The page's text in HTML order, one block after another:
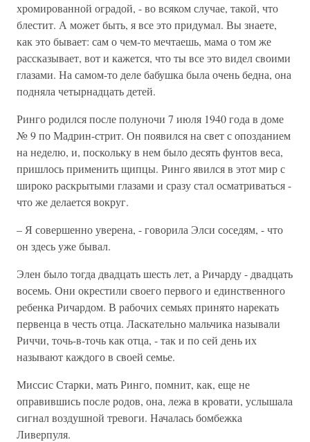
хромированной оградой, - во всяком случае, такой, что
блестит. А может быть, я все это придумал. Вы знаете,
как это бывает: сам о чем-то мечтаешь, мама о том же
рассказывает, вот и кажется, что ты все это видел своими
глазами. На самом-то деле бабушка была очень бедна, она
подняла четырнадцать детей.
Ринго родился после полуночи 7 июля 1940 года в доме
№ 9 по Мадрин-стрит. Он появился на свет с опозданием
на неделю, и, поскольку в нем было десять фунтов веса,
пришлось применить щипцы. Ринго явился в этот мир с
широко раскрытыми глазами и сразу стал осматриваться -
что же делается вокруг.
– Я совершенно уверена, - говорила Элси соседям, - что
он здесь уже бывал.
Элен было тогда двадцать шесть лет, а Ричарду - двадцать
восемь. Они окрестили своего первого и единственного
ребенка Ричардом. В рабочих семьях принято нарекать
первенца в честь отца. Ласкательно мальчика называли
Риччи, точь-в-точь как отца, - так и по сей день их
называют каждого в своей семье.
Миссис Старки, мать Ринго, помнит, как, еще не
оправившись после родов, она, лежа в кровати, услышала
сигнал воздушной тревоги. Началась бомбежка
Ливерпуля.